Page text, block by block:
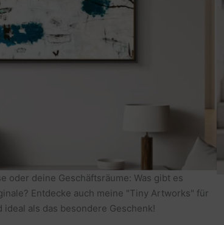
oder deine Geschäftsräume: Was gibt es
Entdecke auch meine "Tiny Artworks" für
ideal als das besondere Geschenk!